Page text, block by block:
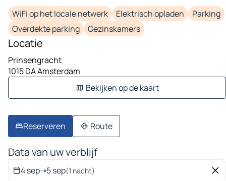
WiFi op het locale netwerk Elektrisch opladen
Parking
Overdekte parking
Gezinskamers
Locatie
Prinsengracht
1015 DA Amsterdam
Bekijken op de kaart
Reserveren Route
Data van uw verblijf
4 sep➝5 sep(1 nacht)